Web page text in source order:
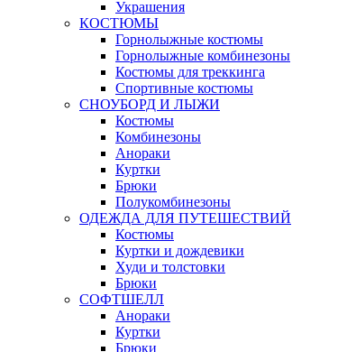
Украшения
КОСТЮМЫ
Горнолыжные костюмы
Горнолыжные комбинезоны
Костюмы для треккинга
Спортивные костюмы
СНОУБОРД И ЛЫЖИ
Костюмы
Комбинезоны
Анораки
Куртки
Брюки
Полукомбинезоны
ОДЕЖДА ДЛЯ ПУТЕШЕСТВИЙ
Костюмы
Куртки и дождевики
Худи и толстовки
Брюки
СОФТШЕЛЛ
Анораки
Куртки
Брюки